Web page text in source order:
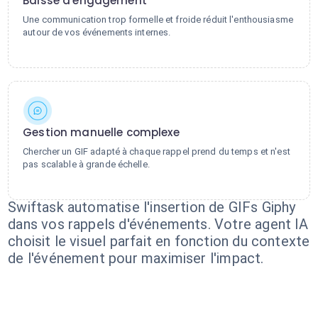
Une communication trop formelle et froide réduit l'enthousiasme
autour de vos événements internes.
Gestion manuelle complexe
Chercher un GIF adapté à chaque rappel prend du temps et n'est
pas scalable à grande échelle.
Swiftask automatise l'insertion de GIFs Giphy
dans vos rappels d'événements. Votre agent IA
choisit le visuel parfait en fonction du contexte
de l'événement pour maximiser l'impact.